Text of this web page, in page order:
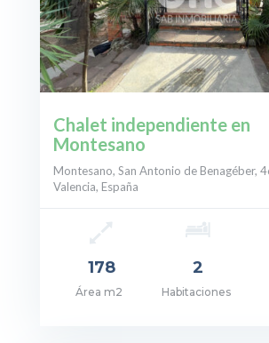
Chalet independiente en
Montesano
Montesano, San Antonio de Benagéber,
Valencia, España
178
Área m2
2
Habitaciones